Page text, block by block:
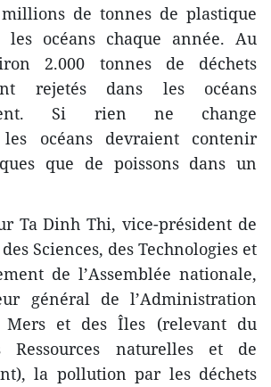
de tonnes de plastique
les océans chaque année. Au
2.000 tonnes de déchets
rejetés dans les océans
Si rien ne change
les océans devraient contenir
que de poissons dans un
Ta Dinh Thi, vice-président de
Sciences, des Technologies et
de l’Assemblée nationale,
général de l’Administration
Mers et des Îles (relevant du
Ressources naturelles et de
la pollution par les déchets